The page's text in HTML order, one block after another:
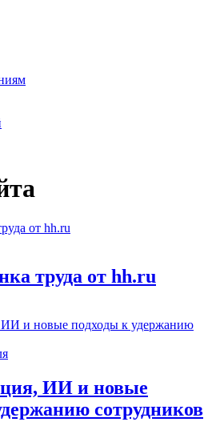
труда от hh.ru
ИИ и новые
сотрудников